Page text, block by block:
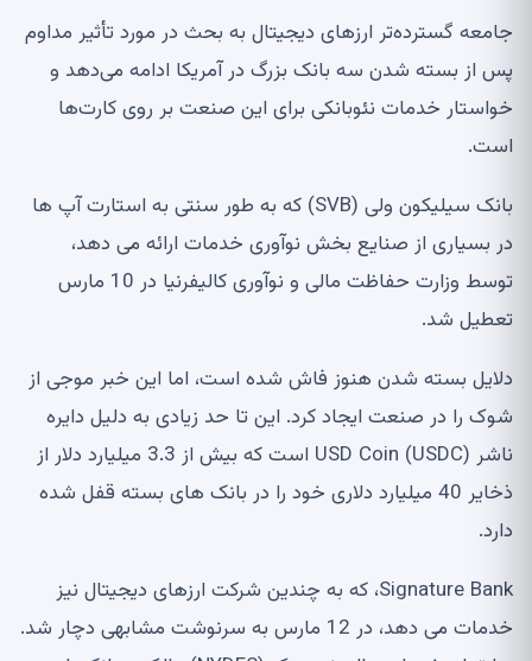
جامعه گسترده‌تر ارزهای دیجیتال به بحث در مورد تأثیر مداوم
پس از بسته شدن سه بانک بزرگ در آمریکا ادامه می‌دهد و
خواستار خدمات نئوبانکی برای این صنعت بر روی کارت‌ها
است.
بانک سیلیکون ولی (SVB) که به طور سنتی به استارت آپ ها
در بسیاری از صنایع بخش نوآوری خدمات ارائه می دهد،
توسط وزارت حفاظت مالی و نوآوری کالیفرنیا در 10 مارس
تعطیل شد.
دلایل بسته شدن هنوز فاش شده است، اما این خبر موجی از
شوک را در صنعت ایجاد کرد. این تا حد زیادی به دلیل دایره
ناشر USD Coin (USDC) است که بیش از 3.3 میلیارد دلار از
ذخایر 40 میلیارد دلاری خود را در بانک های بسته قفل شده
دارد.
Signature Bank، که به چندین شرکت ارزهای دیجیتال نیز
خدمات می دهد، در 12 مارس به سرنوشت مشابهی دچار شد.